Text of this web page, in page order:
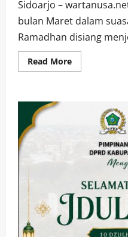
Sidoarjo –
bulan Maret dalam
Ramadhan disiang
Read MoreRead
more
Mencari
Mencetak
Prestasi
Gemilang